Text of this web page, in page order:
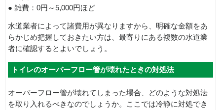
● 雑費：0円～5,000円ほど
水道業者によって諸費用が異なりますから、明確な金額をあ
らかじめ把握しておきたい方は、最寄りにある複数の水道業
者に確認するとよいでしょう。
トイレのオーバーフロー管が壊れたときの対処法
オーバーフロー管が壊れてしまった場合、どのような対処法
を取り入れるべきなのでしょうか。ここでは冷静に対処でき